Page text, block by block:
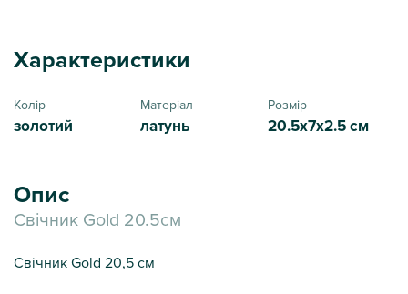
Характеристики
Колір
золотий
Матеріал
латунь
Розмір
20.5х7х2.5 см
Опис
Свічник Gold 20.5см
Свічник Gold 20,5 см